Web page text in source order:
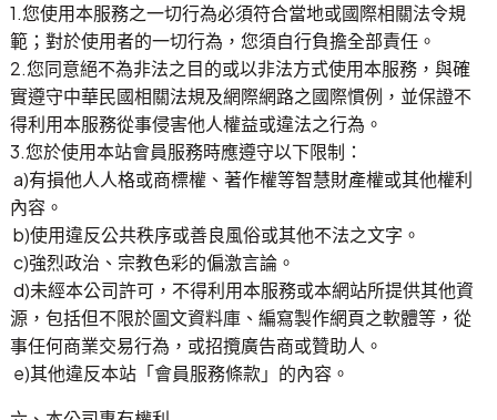
1.您使用本服務之一切行為必須符合當地或國際相關法令規
範；對於使用者的一切行為，您須自行負擔全部責任。
2.您同意絕不為非法之目的或以非法方式使用本服務，與確
實遵守中華民國相關法規及網際網路之國際慣例，並保證不
得利用本服務從事侵害他人權益或違法之行為。
3.您於使用本站會員服務時應遵守以下限制：
a)有損他人人格或商標權、著作權等智慧財產權或其他權利
內容。
b)使用違反公共秩序或善良風俗或其他不法之文字。
c)強烈政治、宗教色彩的偏激言論。
d)未經本公司許可，不得利用本服務或本網站所提供其他資
源，包括但不限於圖文資料庫、編寫製作網頁之軟體等，從
事任何商業交易行為，或招攬廣告商或贊助人。
e)其他違反本站「會員服務條款」的內容。